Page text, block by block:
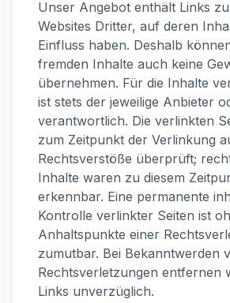
Unser Angebot enthält Links
Websites Dritter, auf deren
Einfluss haben. Deshalb
fremden Inhalte auch keine
übernehmen. Für die Inhalte
ist stets der jeweilige Anbieter
verantwortlich. Die verlinkten
zum Zeitpunkt der Verlinkung
Rechtsverstöße überprüft;
Inhalte waren zu diesem
erkennbar. Eine permanente
Kontrolle verlinkter Seiten ist
Anhaltspunkte einer
zumutbar. Bei Bekanntwerden
Rechtsverletzungen entfernen
Links unverzüglich.